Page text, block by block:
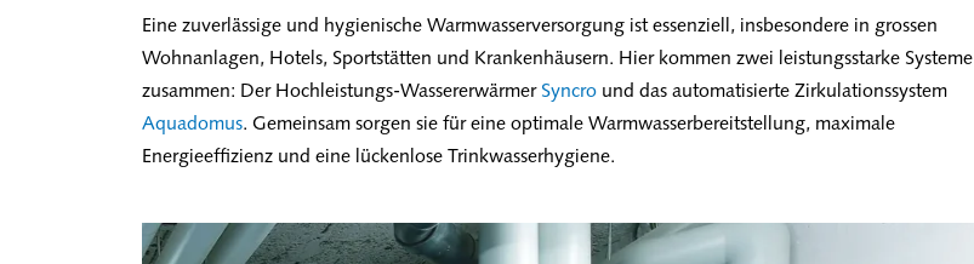
Eine zuverlässige und hygienische Warmwasserversorgung ist essenziell, insbesondere in grossen
Wohnanlagen, Hotels, Sportstätten und Krankenhäusern. Hier kommen zwei leistungsstarke Systeme
zusammen: Der Hochleistungs-Wassererwärmer Syncro und das automatisierte Zirkulationssystem
Aquadomus. Gemeinsam sorgen sie für eine optimale Warmwasserbereitstellung, maximale
Energieeffizienz und eine lückenlose Trinkwasserhygiene.